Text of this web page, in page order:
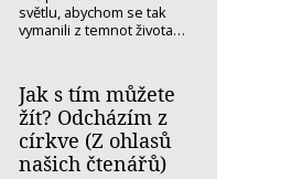
světlu, abychom se tak
vymanili z temnot života…
Jak s tím můžete
žít? Odcházím z
církve (Z ohlasů
našich čtenářů)